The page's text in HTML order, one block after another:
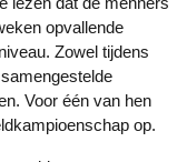
opvallende
Zowel tijdens
Voor één van hen
op.